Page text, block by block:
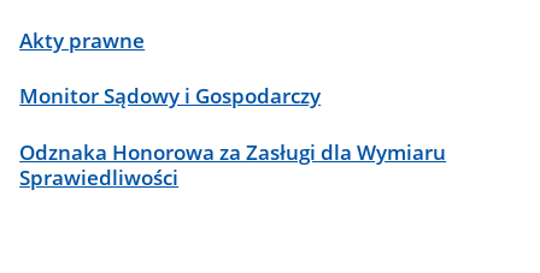
Akty prawne
Monitor Sądowy i Gospodarczy
Odznaka Honorowa za Zasługi dla Wymiaru
Sprawiedliwości